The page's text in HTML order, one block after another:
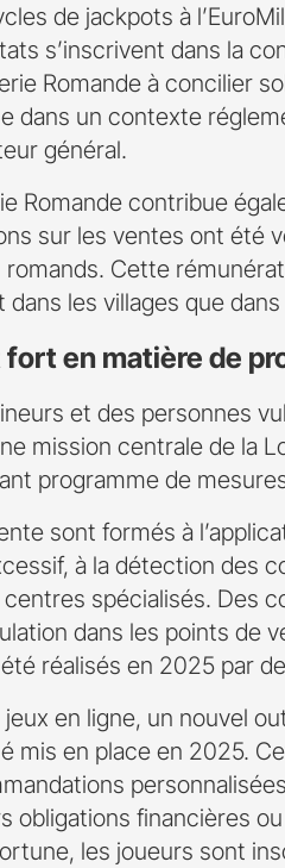
de jackpots à
s’inscrivent dans la
Romande à concilier
dans un contexte
général.
Romande contribue
sur les ventes ont été
Cette
les villages que
en matière de
et des personnes
mission centrale de la
programme de
sont formés à
à la détection des
spécialisés. Des
dans les points de
réalisés en 2025 par
en ligne, un nouvel
mis en place en 2025.
obligations financières
les joueurs sont